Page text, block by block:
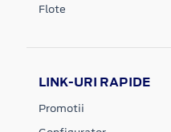
Flote
LINK-URI RAPIDE
Promotii